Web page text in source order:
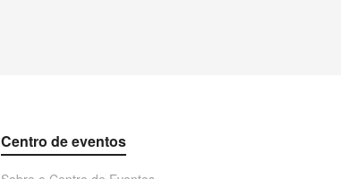
Centro de eventos